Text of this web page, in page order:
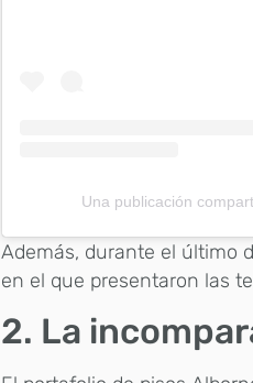
Una publicación
Además, durante el último
en el que presentaron las
2. La